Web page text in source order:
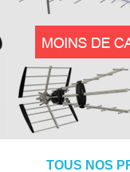
TOUS NOS